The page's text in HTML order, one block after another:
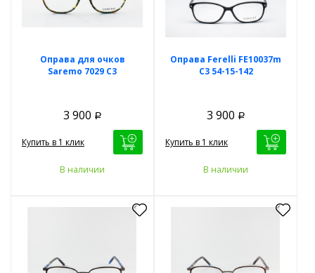
Оправа для очков
Saremo 7029 C3
3 900 Р
Купить в 1 клик
В наличии
Оправа Ferelli FE10037m
C3 54-15-142
3 900 Р
Купить в 1 клик
В наличии